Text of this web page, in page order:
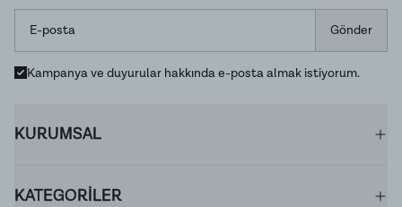
Gönder
Kampanya ve duyurular hakkında e-posta almak istiyorum.
KURUMSAL
KATEGORİLER